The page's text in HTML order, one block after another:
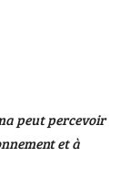
peut percevoir
et à